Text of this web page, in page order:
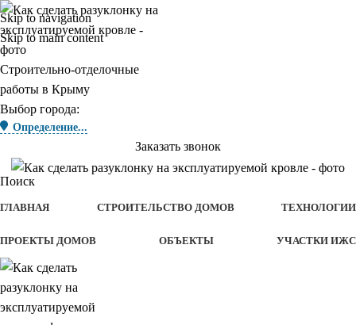
Skip to navigation
Skip to main content
Строительно-отделочные
работы в Крыму
Выбор города:
Определение...
Заказать звонок
Поиск
ГЛАВНАЯ СТРОИТЕЛЬСТВО ДОМОВ ТЕХНОЛОГИИ
ПРОЕКТЫ ДОМОВ ОБЪЕКТЫ УЧАСТКИ ИЖС